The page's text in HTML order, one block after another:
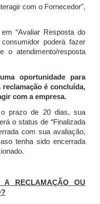
com o Fornecedor",
“Avaliar Resposta do
poderá fazer
o atendimento/resposta
oportunidade para
é concluída,
com a empresa.
prazo de 20 dias, sua
o status de “Finalizada
com sua avaliação,
tenha sido encerrada
A RECLAMAÇÃO OU